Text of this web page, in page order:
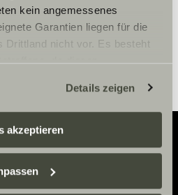
kein angemessenes
Garantien liegen für die
Drittland nicht vor. Es besteht
da diesen
können Daten für
und mit anderen Daten
Informationen finden Sie hier:
in den Einstellungen aus,
Details zeigen
akzeptieren